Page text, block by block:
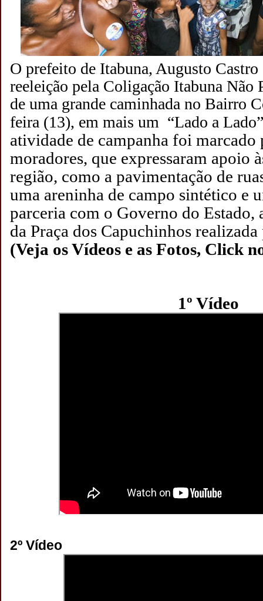
O prefeito de Itabuna, Augusto
reeleição pela Coligação Itabuna Não
de uma grande caminhada no Bairro
feira (13), em mais um “Lado a
atividade de campanha foi marcado
moradores, que expressaram apoio
região, como a pavimentação de
uma areninha de campo sintético e
parceria com o Governo do Estado,
da Praça dos Capuchinhos
(Veja os Vídeos e as Fotos, Click
1º Vídeo
2º Vídeo